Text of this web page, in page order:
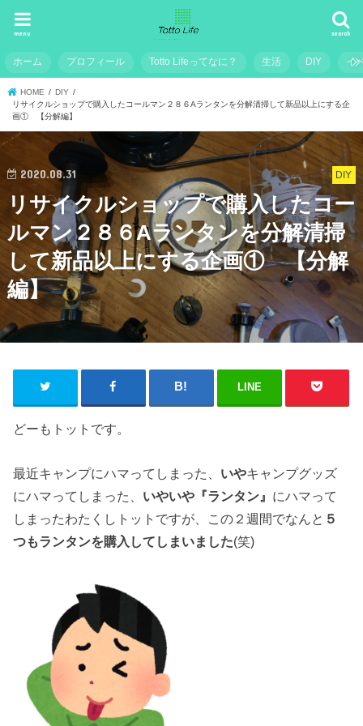
search
menu
ホーム プロフィール Totto Lifeってなに？ 生活 DIY イ
HOME
DIY
リサイクルショップで購入したコールマン２８６Aランタンを分解清掃して新品以上にする企
画① 【分解編】
DIY
2020.08.31
リサイクルショップで購入したコー
ルマン２８６Aランタンを分解清掃
して新品以上にする企画① 【分解
編】
LINE
どーもトットです。
最近キャンプにハマってしまった、 いやキャンプグッズ
にハマってしまった、 いやいや『ランタン』 にハマって
しまったわたくしトットですが、この２週間でなんと ５
つもランタンを購入してしまいました(笑)